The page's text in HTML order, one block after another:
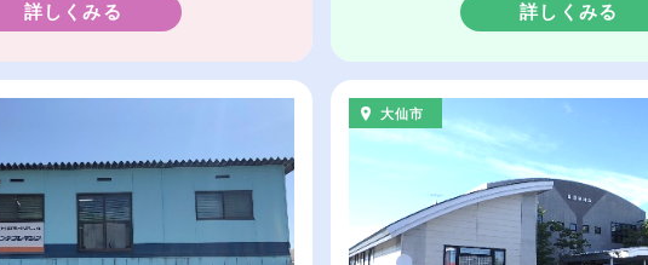
詳しくみる 詳しくみる
大仙市